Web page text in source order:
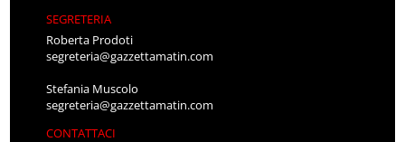
SEGRETERIA
Roberta Prodoti
segreteria@gazzettamatin.com
Stefania Muscolo
segreteria@gazzettamatin.com
CONTATTACI